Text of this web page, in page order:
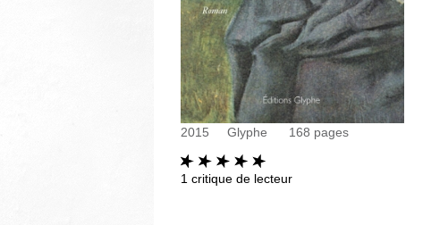
2015 Glyphe 168 pages
1 critique de lecteur